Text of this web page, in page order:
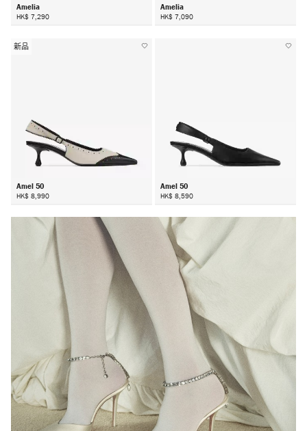
Amelia
HK$ 7,290
Amelia
HK$ 7,090
新品
Amel 50
HK$ 8,990
Amel 50
HK$ 8,590